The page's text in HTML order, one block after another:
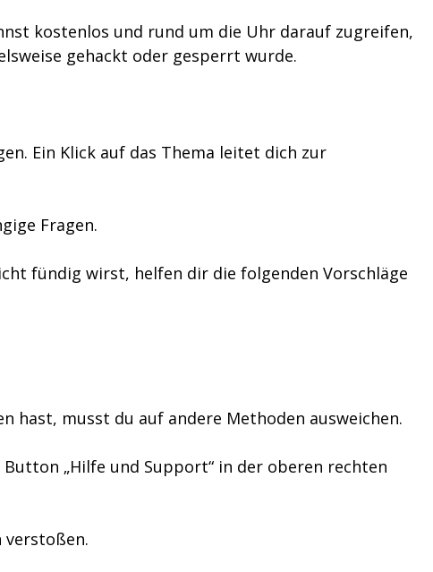
kostenlos und rund um die Uhr darauf zugreifen,
gehackt oder gesperrt wurde.
Ein Klick auf das Thema leitet dich zur
Fragen.
fündig wirst, helfen dir die folgenden Vorschläge
hast, musst du auf andere Methoden ausweichen.
„Hilfe und Support“ in der oberen rechten
verstoßen.